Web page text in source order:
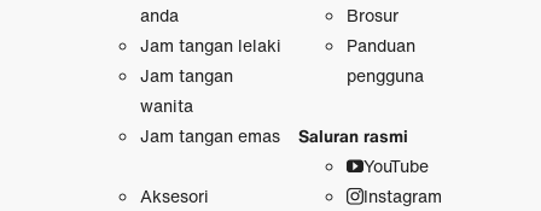
anda
Jam tangan lelaki
Jam tangan
wanita
Jam tangan emas
Aksesori
Brosur
Panduan
pengguna
Saluran rasmi
YouTube
Instagram